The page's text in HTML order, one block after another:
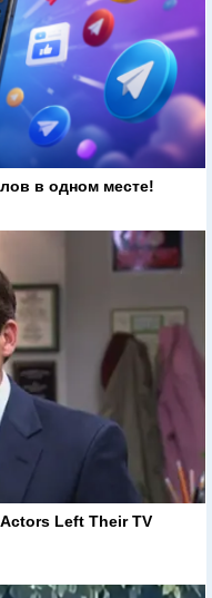
в одном месте!
Left Their TV